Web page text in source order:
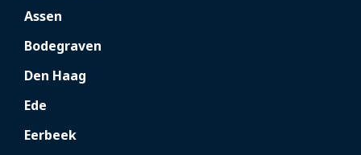
Assen
Bodegraven
Den Haag
Ede
Eerbeek